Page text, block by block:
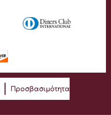
Προσβασιμότητα